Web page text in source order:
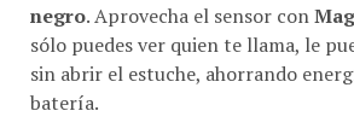
negro. Aprovecha el sensor con
sólo puedes ver quien te llama, le
sin abrir el estuche, ahorrando
batería.